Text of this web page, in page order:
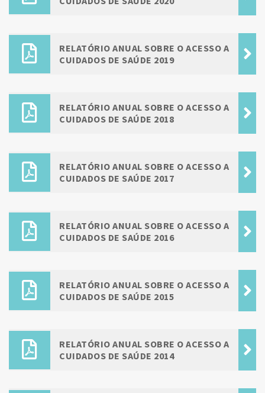
RELATÓRIO ANUAL SOBRE O ACESSO A
CUIDADOS DE SAÚDE 2019
RELATÓRIO ANUAL SOBRE O ACESSO A
CUIDADOS DE SAÚDE 2018
RELATÓRIO ANUAL SOBRE O ACESSO A
CUIDADOS DE SAÚDE 2017
RELATÓRIO ANUAL SOBRE O ACESSO A
CUIDADOS DE SAÚDE 2016
RELATÓRIO ANUAL SOBRE O ACESSO A
CUIDADOS DE SAÚDE 2015
RELATÓRIO ANUAL SOBRE O ACESSO A
CUIDADOS DE SAÚDE 2014